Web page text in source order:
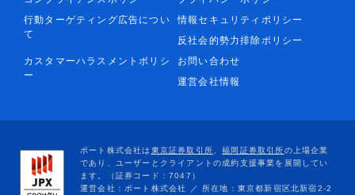
行動ターゲティング広告につい
て
情報セキュリティポリシー
反社会的勢力排除ポリシー
カスタマーハラスメントポリシ
ー
お問い合わせ
運営会社情報